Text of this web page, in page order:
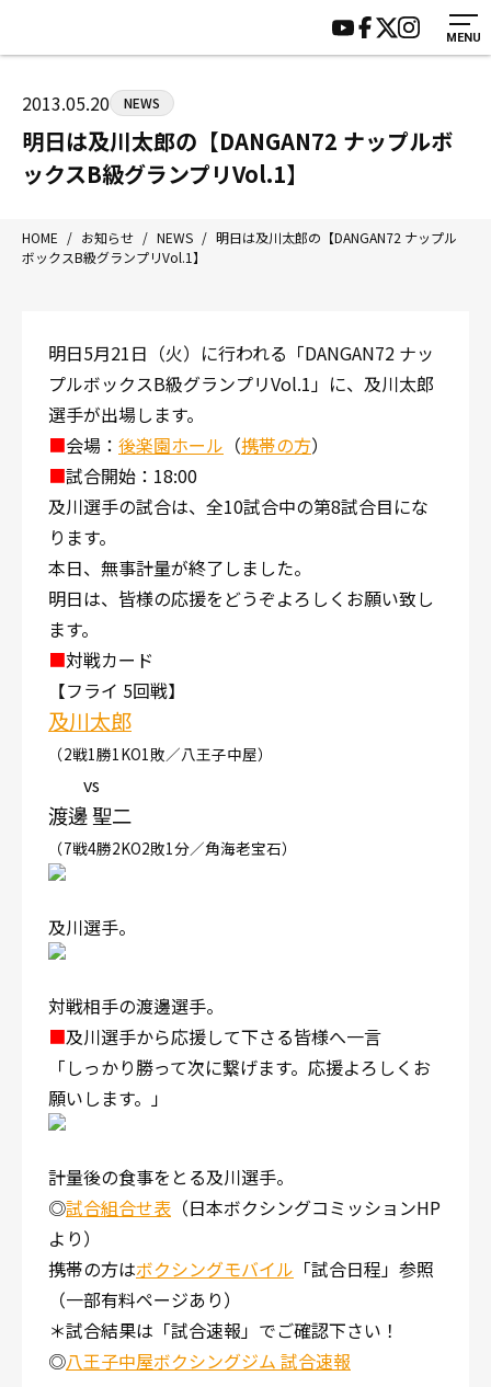
MENU
〒192-0072 東京都八王子市南町3-8 第2原嶋ビル1F
Tel/Fax：042-622-7222
営業時間：月〜土 14:00〜22:00 / 日・祝 14:00〜19:00
HOME
ジムについて
トレーニング
アマ・スパー各大会・キッズ
入会案内
見学・1日体験
施設紹介
会員様の声
よくあるご質問
サポーター募集
2013.05.20 NEWS
明日は及川太郎の【DANGAN72 ナップルボ
ックスB級グランプリVol.1】
HOME / お知らせ / NEWS / 明日は及川太郎の【DANGAN72 ナップル
ボックスB級グランプリVol.1】
明日5月21日（火）に行われる「DANGAN72 ナッ
プルボックスB級グランプリVol.1」に、及川太郎
選手が出場します。
■会場： 後楽園ホール （携帯の方）
■試合開始：18:00
及川選手の試合は、全10試合中の第8試合目にな
ります。
本日、無事計量が終了しました。
明日は、皆様の応援をどうぞよろしくお願い致し
ます。
■対戦カード
【フライ 5回戦】
及川太郎
（2戦1勝1KO1敗／八王子中屋）
vs
渡邊 聖二
（7戦4勝2KO2敗1分／角海老宝石）
及川選手。
対戦相手の渡邊選手。
■及川選手から応援して下さる皆様へ一言
「しっかり勝って次に繋げます。応援よろしくお
願いします。」
計量後の食事をとる及川選手。
◎試合組合せ表 （日本ボクシングコミッションHP
より）
携帯の方はボクシングモバイル 「試合日程」参照
（一部有料ページあり）
＊試合結果は「試合速報」でご確認下さい！
◎八王子中屋ボクシングジム 試合速報